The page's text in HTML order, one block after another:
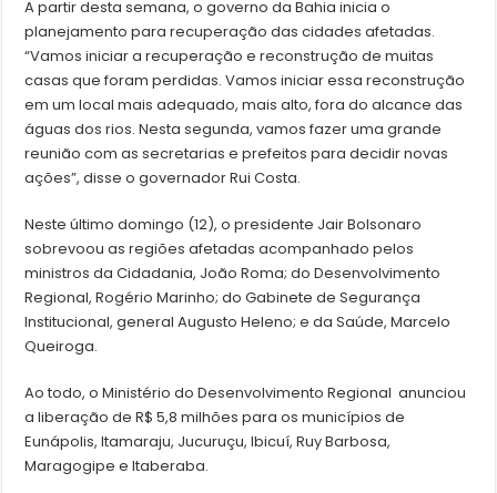
A partir desta semana, o governo da Bahia inicia o
planejamento para recuperação das cidades afetadas.
“Vamos iniciar a recuperação e reconstrução de muitas
casas que foram perdidas. Vamos iniciar essa reconstrução
em um local mais adequado, mais alto, fora do alcance das
águas dos rios. Nesta segunda, vamos fazer uma grande
reunião com as secretarias e prefeitos para decidir novas
ações”, disse o governador Rui Costa.
Neste último domingo (12), o presidente Jair Bolsonaro
sobrevoou as regiões afetadas acompanhado pelos
ministros da Cidadania, João Roma; do Desenvolvimento
Regional, Rogério Marinho; do Gabinete de Segurança
Institucional, general Augusto Heleno; e da Saúde, Marcelo
Queiroga.
Ao todo, o Ministério do Desenvolvimento Regional anunciou
a liberação de R$ 5,8 milhões para os municípios de
Eunápolis, Itamaraju, Jucuruçu, Ibicuí, Ruy Barbosa,
Maragogipe e Itaberaba.